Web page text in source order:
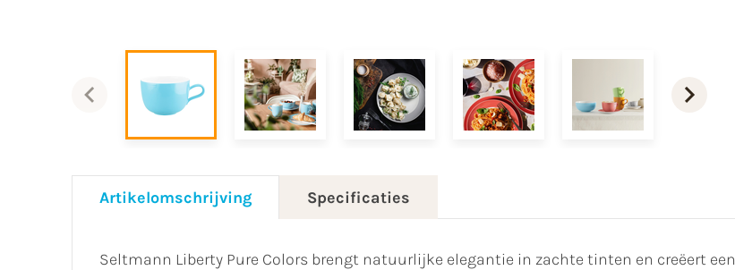
Artikelomschrijving Specificaties
Seltmann Liberty Pure Colors brengt natuurlijke elegantie in zachte tinten en creëert een